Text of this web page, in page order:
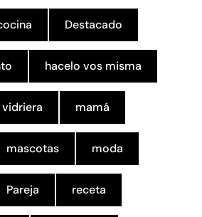
Destacado
hacelo vos misma
vidriera mamá
mascotas moda
Pareja receta